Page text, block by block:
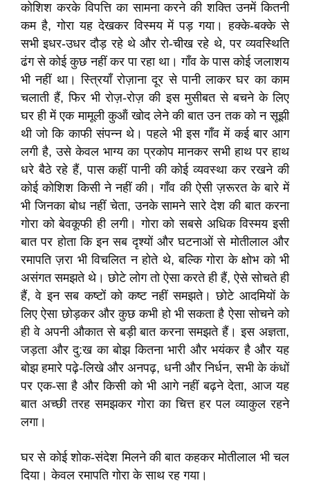
कोशिश करके विपत्ति का सामना करने की शक्ति उनमें कितनी
कम है, गोरा यह देखकर विस्मय में पड़ गया। हक्के-बक्के से
सभी इधर-उधर दौड़ रहे थे और रो-चीख रहे थे, पर व्यवस्थिति
ढंग से कोई कुछ नहीं कर पा रहा था। गाँव के पास कोई जलाशय
भी नहीं था। स्त्रियाँ रोज़ाना दूर से पानी लाकर घर का काम
चलाती हैं, फिर भी रोज़-रोज़ की इस मुसीबत से बचने के लिए
घर ही में एक मामूली कुऑं खोद लेने की बात उन तक को न सूझी
थी जो कि काफी संपन्न थे। पहले भी इस गाँव में कई बार आग
लगी है, उसे केवल भाग्य का प्रकोप मानकर सभी हाथ पर हाथ
धरे बैठे रहे हैं, पास कहीं पानी की कोई व्यवस्था कर रखने की
कोई कोशिश किसी ने नहीं की। गाँव की ऐसी ज़रूरत के बारे में
भी जिनका बोध नहीं चेता, उनके सामने सारे देश की बात करना
गोरा को बेवकूफी ही लगी। गोरा को सबसे अधिक विस्मय इसी
बात पर होता कि इन सब दृश्यों और घटनाओं से मोतीलाल और
रमापति ज़रा भी विचलित न होते थे, बल्कि गोरा के क्षोभ को भी
असंगत समझते थे। छोटे लोग तो ऐसा करते ही हैं, ऐसे सोचते ही
हैं, वे इन सब कष्टों को कष्ट नहीं समझते। छोटे आदमियों के
लिए ऐसा छोड़कर और कुछ कभी हो भी सकता है ऐसा सोचने को
ही वे अपनी औकात से बड़ी बात करना समझते हैं। इस अज्ञता,
जड़ता और दु:ख का बोझ कितना भारी और भयंकर है और यह
बोझ हमारे पढ़े-लिखे और अनपढ़, धनी और निर्धन, सभी के कंधों
पर एक-सा है और किसी को भी आगे नहीं बढ़ने देता, आज यह
बात अच्छी तरह समझकर गोरा का चित्त हर पल व्याकुल रहने
लगा।
घर से कोई शोक-संदेश मिलने की बात कहकर मोतीलाल भी चल
दिया। केवल रमापति गोरा के साथ रह गया।